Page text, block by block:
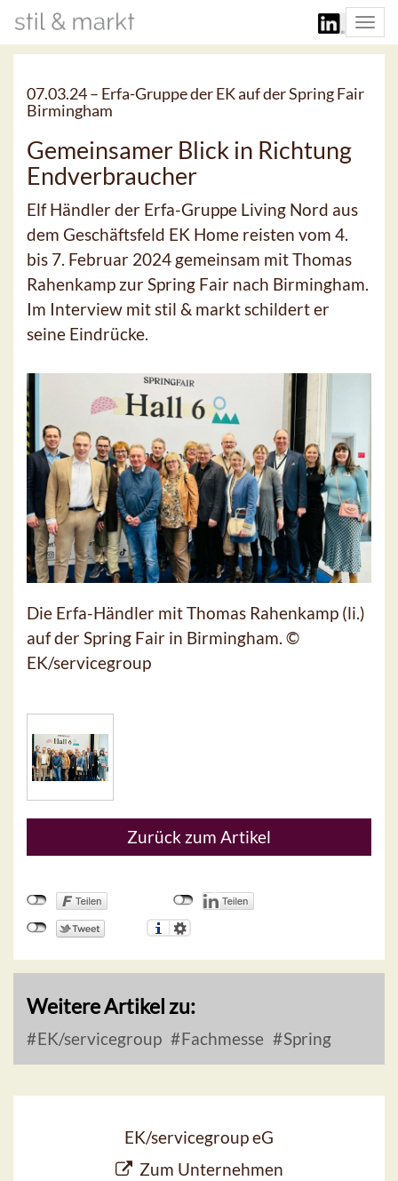
07.03.24 – Erfa-Gruppe der EK auf der Spring Fair
Birmingham
Gemeinsamer Blick in Richtung
Endverbraucher
Elf Händler der Erfa-Gruppe Living Nord aus
dem Geschäftsfeld EK Home reisten vom 4.
bis 7. Februar 2024 gemeinsam mit Thomas
Rahenkamp zur Spring Fair nach Birmingham.
Im Interview mit stil & markt schildert er
seine Eindrücke.
Die Erfa-Händler mit Thomas Rahenkamp (li.)
auf der Spring Fair in Birmingham. ©
EK/servicegroup
Zurück zum Artikel
Weitere Artikel zu:
EK/servicegroup Fachmesse Spring
EK/servicegroup eG
Zum Unternehmen